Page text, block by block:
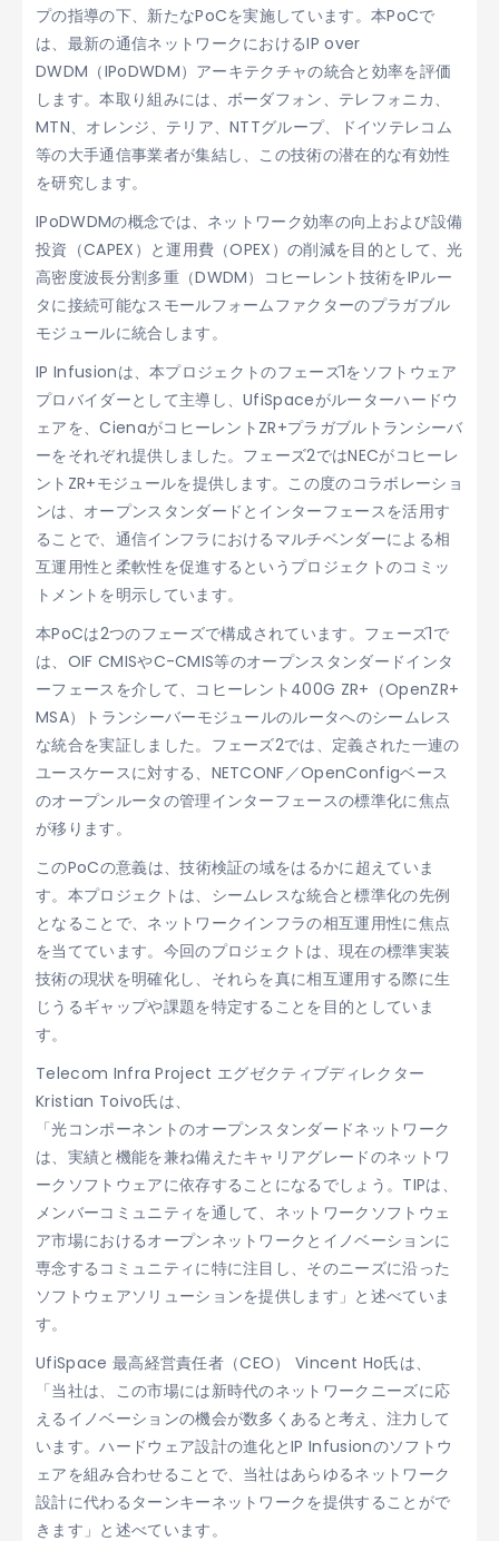
プの指導の下、新たなPoCを実施しています。本PoCで
は、最新の通信ネットワークにおけるIP over
DWDM（IPoDWDM）アーキテクチャの統合と効率を評価
します。本取り組みには、ボーダフォン、テレフォニカ、
MTN、オレンジ、テリア、NTTグループ、ドイツテレコム
等の大手通信事業者が集結し、この技術の潜在的な有効性
を研究します。
IPoDWDMの概念では、ネットワーク効率の向上および設備
投資（CAPEX）と運用費（OPEX）の削減を目的として、光
高密度波長分割多重（DWDM）コヒーレント技術をIPルー
タに接続可能なスモールフォームファクターのプラガブル
モジュールに統合します。
IP Infusionは、本プロジェクトのフェーズ1をソフトウェア
プロバイダーとして主導し、UfiSpaceがルーターハードウ
ェアを、CienaがコヒーレントZR+プラガブルトランシーバ
ーをそれぞれ提供しました。フェーズ2ではNECがコヒーレ
ントZR+モジュールを提供します。この度のコラボレーショ
ンは、オープンスタンダードとインターフェースを活用す
ることで、通信インフラにおけるマルチベンダーによる相
互運用性と柔軟性を促進するというプロジェクトのコミッ
トメントを明示しています。
本PoCは2つのフェーズで構成されています。フェーズ1で
は、OIF CMISやC-CMIS等のオープンスタンダードインタ
ーフェースを介して、コヒーレント400G ZR+（OpenZR+
MSA）トランシーバーモジュールのルータへのシームレス
な統合を実証しました。フェーズ2では、定義された一連の
ユースケースに対する、NETCONF／OpenConfigベース
のオープンルータの管理インターフェースの標準化に焦点
が移ります。
このPoCの意義は、技術検証の域をはるかに超えていま
す。本プロジェクトは、シームレスな統合と標準化の先例
となることで、ネットワークインフラの相互運用性に焦点
を当てています。今回のプロジェクトは、現在の標準実装
技術の現状を明確化し、それらを真に相互運用する際に生
じうるギャップや課題を特定することを目的としていま
す。
Telecom Infra Project エグゼクティブディレクター
Kristian Toivo氏は、
「光コンポーネントのオープンスタンダードネットワーク
は、実績と機能を兼ね備えたキャリアグレードのネットワ
ークソフトウェアに依存することになるでしょう。TIPは、
メンバーコミュニティを通して、ネットワークソフトウェ
ア市場におけるオープンネットワークとイノベーションに
専念するコミュニティに特に注目し、そのニーズに沿った
ソフトウェアソリューションを提供します」と述べていま
す。
UfiSpace 最高経営責任者（CEO） Vincent Ho氏は、
「当社は、この市場には新時代のネットワークニーズに応
えるイノベーションの機会が数多くあると考え、注力して
います。ハードウェア設計の進化とIP Infusionのソフトウ
ェアを組み合わせることで、当社はあらゆるネットワーク
設計に代わるターンキーネットワークを提供することがで
きます」と述べています。